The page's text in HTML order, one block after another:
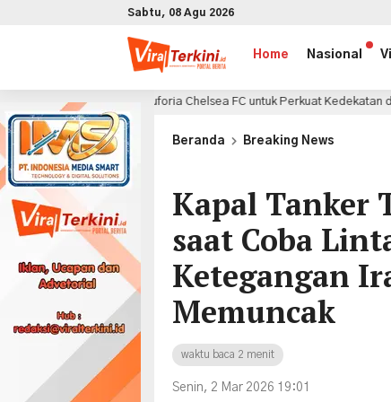
Sabtu, 08 Agu 2026
Home Nasional
Euforia Chelsea FC untuk Perkuat Kedekatan dengan Konsumen di
Beranda Breaking News
Kapal Tanker
saat Coba
Ketegangan
Memuncak
waktu baca 2 menit
Senin, 2 Mar 2026 19:01